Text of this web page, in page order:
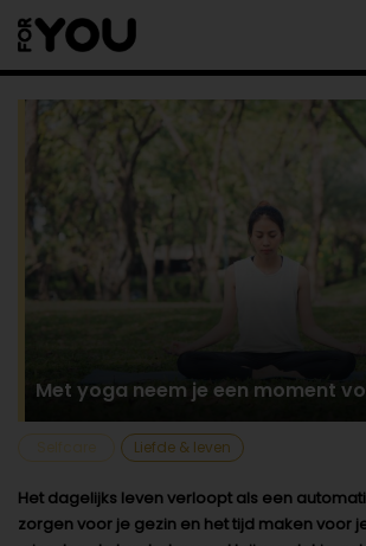
naar
artikel
Met yoga neem je een moment
Liefde & leven
Het dagelijks leven verloopt als een
zorgen voor je gezin en het tijd maken voor